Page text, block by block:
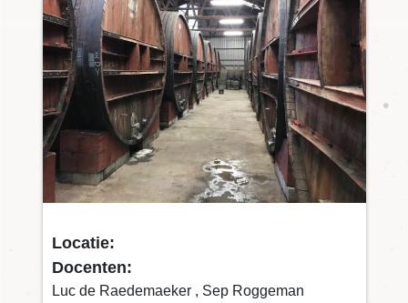
Locatie:
Docenten:
Luc de Raedemaeker , Sep Roggeman